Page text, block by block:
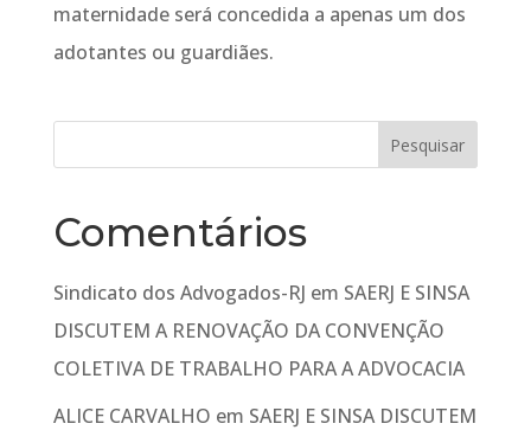
maternidade será concedida a apenas um dos
adotantes ou guardiães.
Comentários
Sindicato dos Advogados-RJ em SAERJ E SINSA
DISCUTEM A RENOVAÇÃO DA CONVENÇÃO
COLETIVA DE TRABALHO PARA A ADVOCACIA
ALICE CARVALHO em SAERJ E SINSA DISCUTEM